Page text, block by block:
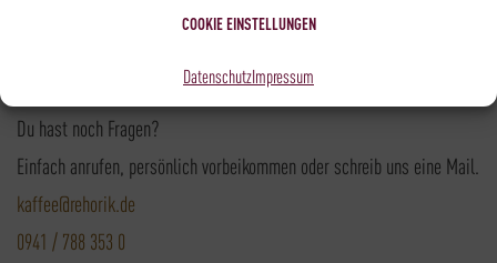
COOKIE EINSTELLUNGEN
DatenschutzImpressum
Du hast noch Fragen?
Einfach anrufen, persönlich vorbeikommen oder schreib uns eine Mail.
kaffee@rehorik.de
0941 / 788 353 0